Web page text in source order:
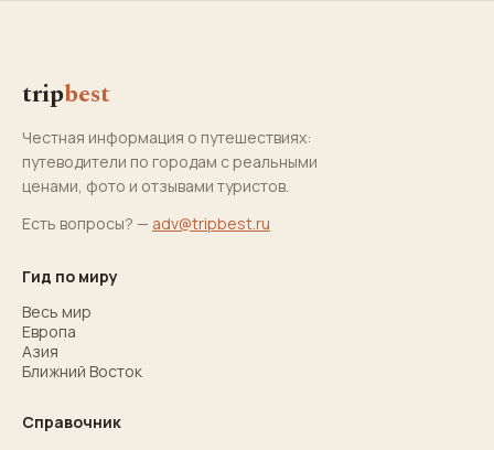
tripbest
Честная информация о путешествиях:
путеводители по городам с реальными
ценами, фото и отзывами туристов.
Есть вопросы? — adv@tripbest.ru
Гид по миру
Весь мир
Европа
Азия
Ближний Восток
Справочник